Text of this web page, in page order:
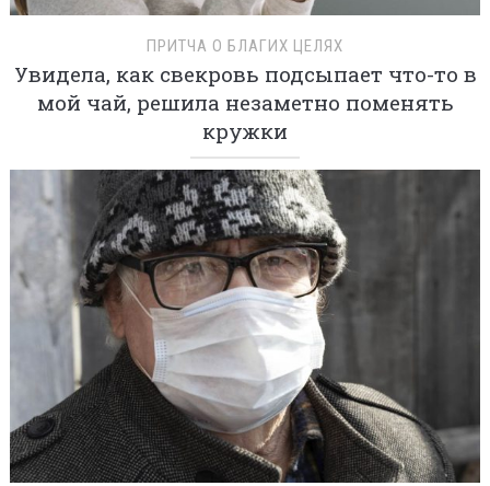
ПРИТЧА О БЛАГИХ ЦЕЛЯХ
Увидела, как свекровь подсыпает что-то в
мой чай, решила незаметно поменять
кружки